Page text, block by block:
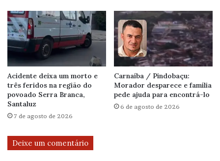
Acidente deixa um morto e
três feridos na região do
povoado Serra Branca,
Santaluz
7 de agosto de 2026
Carnaíba / Pindobaçu:
Morador desparece e família
pede ajuda para encontrá-lo
6 de agosto de 2026
Deixe um comentário